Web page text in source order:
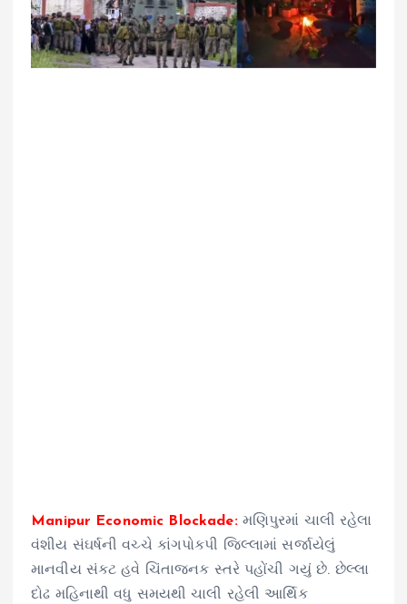
Manipur Economic Blockade:મણિપુરમાં ચાલી રહેલા
વંશીય સંઘર્ષની વચ્ચે કાંગપોકપી જિલ્લામાં સર્જાયેલું
માનવીય સંકટ હવે ચિંતાજનક સ્તરે પહોંચી ગયું છે. છેલ્લા
દોઢ મહિનાથી વધુ સમયથી ચાલી રહેલી આર્થિક